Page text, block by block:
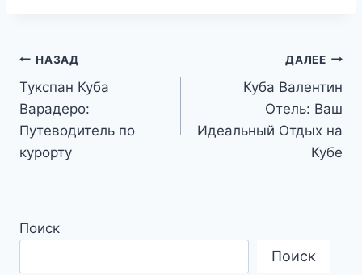
Навигация
по
записям
НАЗАД
Тукспан Куба
Варадеро:
Путеводитель по
курорту
ДАЛЕЕ
Куба Валентин
Отель: Ваш
Идеальный Отдых на
Кубе
Поиск
Поиск